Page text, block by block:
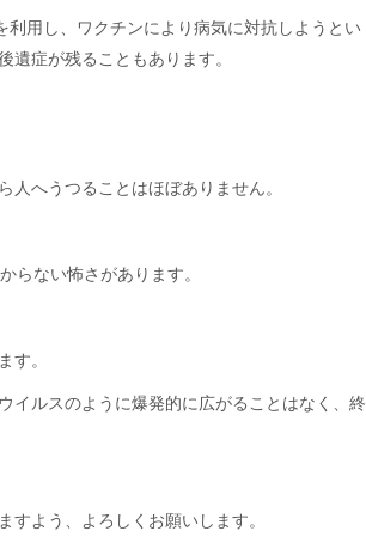
用し、ワクチンにより病気に対抗しようとい
症が残ることもあります。
へうつることはほぼありません。
らない怖さがあります。
。
イルスのように爆発的に広がることはなく、終
よう、よろしくお願いします。